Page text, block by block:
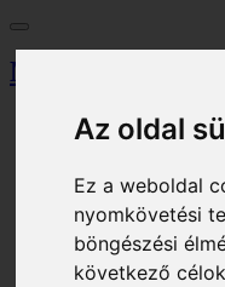
Az oldal
Ez a weboldal
nyomkövetési
böngészési
következő
Miskolci Egyetem
Vezérlőpult
Keresés
Tallózó
Eseménynaptár
Jegyiroda
Parkolási engedély
Eljárási díj